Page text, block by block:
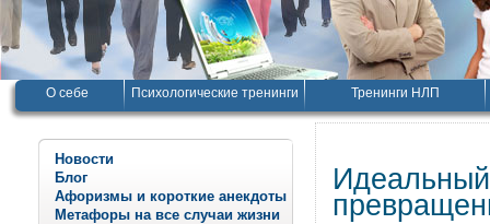
О себе Психологические тренинги Тренинги НЛП
Новости
Блог
Афоризмы и короткие анекдоты
Метафоры на все случаи жизни